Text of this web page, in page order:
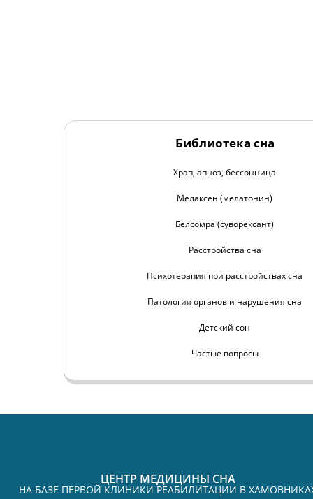
Библиотека сна
Храп, апноэ, бессонница
Мелаксен (мелатонин)
Белсомра (суворексант)
Расстройства сна
Психотерапия при расстройствах сна
Патология органов и нарушения сна
Детский сон
Частые вопросы
ЦЕНТР МЕДИЦИНЫ СНА
НА БАЗЕ ПЕРВОЙ КЛИНИКИ РЕАБИЛИТАЦИИ В